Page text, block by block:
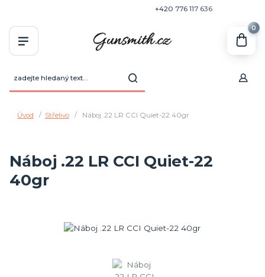
+420 776 117 636
0
Úvod Střelivo Náboj .22 LR CCI Quiet-22 40gr
Náboj .22 LR CCI Quiet-22
40gr